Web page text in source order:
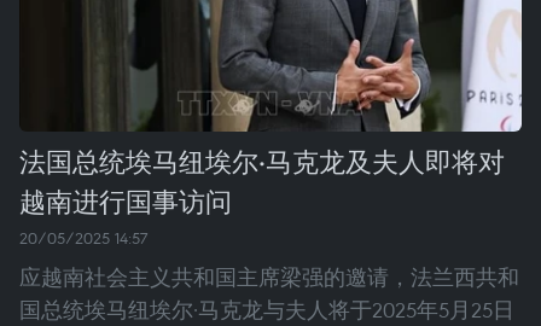
法国总统埃马纽埃尔·马克龙及夫人即将对
越南进行国事访问
20/05/2025 14:57
应越南社会主义共和国主席梁强的邀请，法兰西共和
国总统埃马纽埃尔·马克龙与夫人将于2025年5月25日